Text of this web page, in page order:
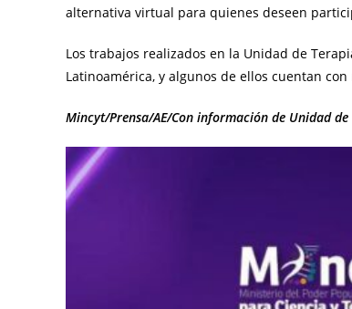
alternativa virtual para quienes deseen
Los trabajos realizados en la Unidad de
Latinoamérica, y algunos de ellos cuentan
Mincyt/Prensa/AE/Con información de Unidad de